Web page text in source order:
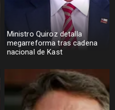
Ministro Quiroz detalla
megarreforma tras cadena
nacional de Kast